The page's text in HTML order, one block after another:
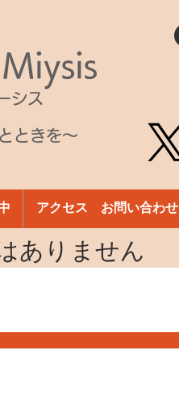
シス
ときを～
アクセス お問い合わせ
ありません